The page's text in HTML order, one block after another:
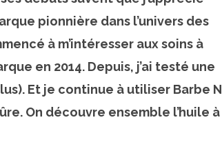
pionnière dans l’univers des
à m’intéresser aux soins à
en 2014. Depuis, j’ai testé une
Et je continue à utiliser Barbe N
On découvre ensemble l’huile à